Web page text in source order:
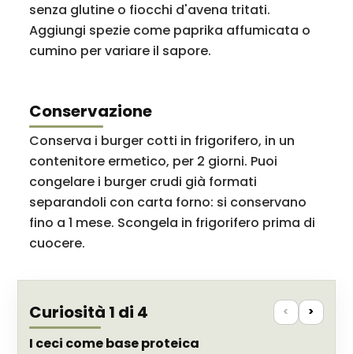
senza glutine o fiocchi d'avena tritati.
Aggiungi spezie come paprika affumicata o
cumino per variare il sapore.
Conservazione
Conserva i burger cotti in frigorifero, in un
contenitore ermetico, per 2 giorni. Puoi
congelare i burger crudi già formati
separandoli con carta forno: si conservano
fino a 1 mese. Scongela in frigorifero prima di
cuocere.
Curiosità 1 di 4 < >
I ceci come base proteica